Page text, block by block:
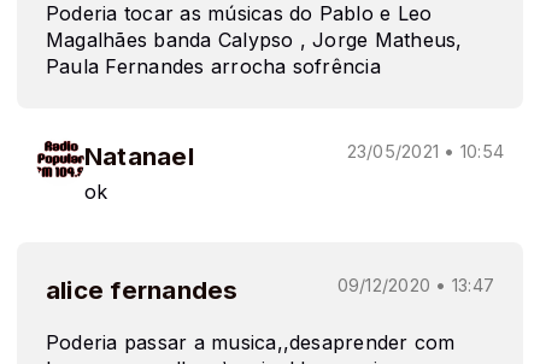
Poderia tocar as músicas do Pablo e Leo
Magalhães banda Calypso , Jorge Matheus,
Paula Fernandes arrocha sofrência
Natanael 23/05/2021 • 10:54
ok
alice fernandes 09/12/2020 • 13:47
Poderia passar a musica,,desaprender com